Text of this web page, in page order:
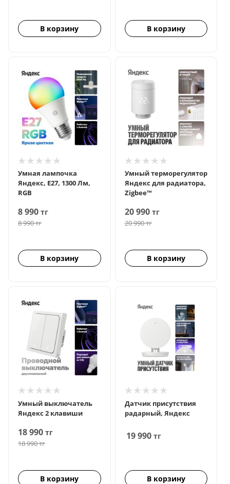
В корзину В корзину
Умная лампочка
Яндекс, Е27, 1300 Лм,
RGB
8 990 тг
8 990тг
В корзину
Умный терморегулятор
Яндекс для радиатора,
Zigbee™
20 990тг
20 990тг
В корзину
Умный выключатель
Яндекс 2 клавиши
18 990 тг
18 990тг
В корзину
Датчик присутствия
радарный, Яндекс
19 990тг
В корзину